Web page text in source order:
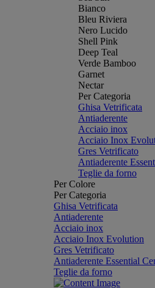
Bianco
Bleu Riviera
Nero Lucido
Shell Pink
Deep Teal
Verde Bamboo
Garnet
Nectar
Per Categoria
Ghisa Vetrificata
Antiaderente
Acciaio inox
Acciaio Inox
Gres Vetrificato
Antiaderente
Teglie da forno
Per Colore
Per Categoria
Ghisa Vetrificata
Antiaderente
Acciaio inox
Acciaio Inox Evolution
Gres Vetrificato
Antiaderente Essential
Teglie da forno